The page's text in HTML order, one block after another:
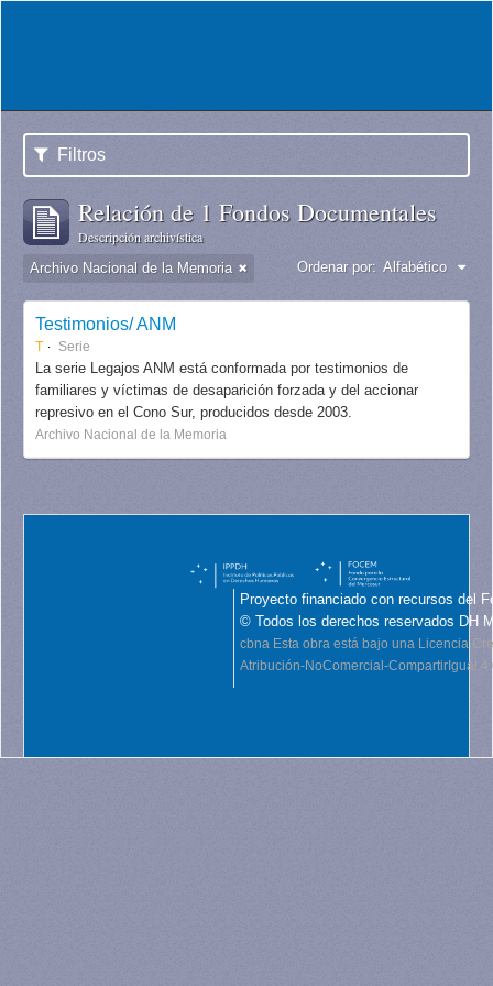
Filtros
Relación de 1 Fondos Documentales
Descripción archivística
Archivo Nacional de la Memoria Ordenar por: Alfabético
Testimonios/ ANM
T Serie
La serie Legajos ANM está conformada por testimonios de
familiares y víctimas de desaparición forzada y del accionar
represivo en el Cono Sur, producidos desde 2003.
Archivo Nacional de la Memoria
Proyecto financiado con recursos del
© Todos los derechos reservados DH
cbna Esta obra está bajo una Licencia
Atribución-NoComercial-CompartirIgual